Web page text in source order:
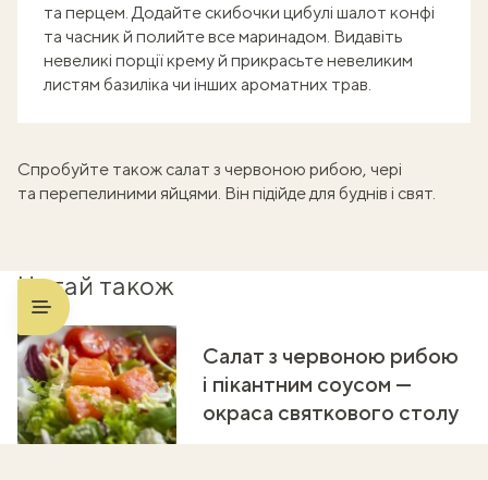
та перцем. Додайте скибочки цибулі шалот конфі
та часник й полийте все маринадом. Видавіть
невеликі порції крему й прикрасьте невеликим
листям базиліка чи інших ароматних трав.
Спробуйте також салат з червоною рибою, чері
та перепелиними яйцями. Він підійде для буднів і свят.
Читай також
Салат з червоною рибою
і пікантним соусом —
окраса святкового столу